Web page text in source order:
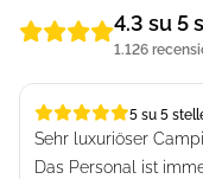
4.3 su 5
1.126
5 su 5 stelle5 su 5
Sehr luxuriöser
Das Personal ist